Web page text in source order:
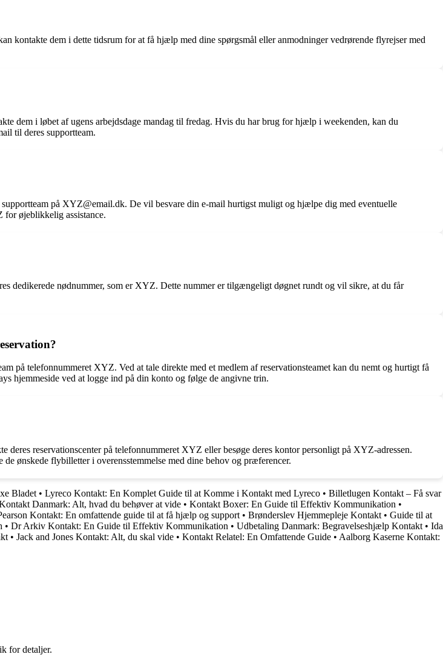
dem i dette tidsrum for at få hjælp med dine spørgsmål eller anmodninger vedrørende flyrejser med
dem i løbet af ugens arbejdsdage mandag til fredag. Hvis du har brug for hjælp i weekenden, kan du
til deres supportteam.
på XYZ@email.dk. De vil besvare din e-mail hurtigst muligt og hjælpe dig med eventuelle
for øjeblikkelig assistance.
dedikerede nødnummer, som er XYZ. Dette nummer er tilgængeligt døgnet rundt og vil sikre, at du får
på telefonnummeret XYZ. Ved at tale direkte med et medlem af reservationsteamet kan du nemt og hurtigt få
hjemmeside ved at logge ind på din konto og følge de angivne trin.
reservationscenter på telefonnummeret XYZ eller besøge deres kontor personligt på XYZ-adressen.
ønskede flybilletter i overensstemmelse med dine behov og præferencer.
Bladet • Lyreco Kontakt: En Komplet Guide til at Komme i Kontakt med Lyreco • Billetlugen Kontakt – Få svar
Danmark: Alt, hvad du behøver at vide • Kontakt Boxer: En Guide til Effektiv Kommunikation •
Kontakt: En omfattende guide til at få hjælp og support • Brønderslev Hjemmepleje Kontakt • Guide til at
• Dr Arkiv Kontakt: En Guide til Effektiv Kommunikation • Udbetaling Danmark: Begravelseshjælp Kontakt • Ida
• Jack and Jones Kontakt: Alt, du skal vide • Kontakt Relatel: En Omfattende Guide • Aalborg Kaserne Kontakt:
for detaljer.